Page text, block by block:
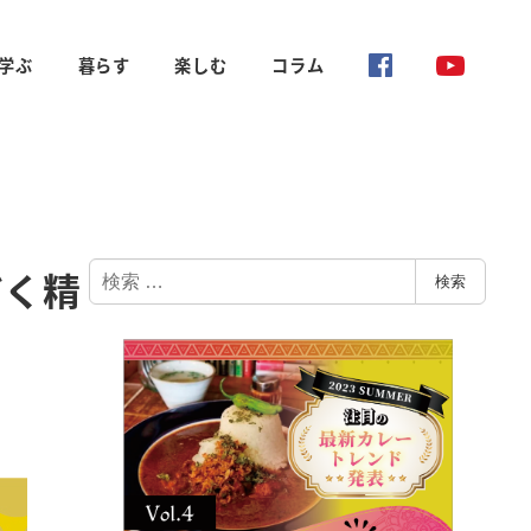
ぶ 暮らす 楽しむ コラム
精
検
索
検索